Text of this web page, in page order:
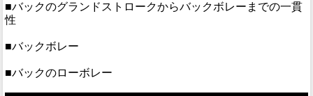
■バックのグランドストロークからバックボレーまでの一貫
性
■バックボレー
■バックのローボレー